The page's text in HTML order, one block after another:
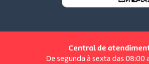
Central de
De segunda à sexta das 08:00